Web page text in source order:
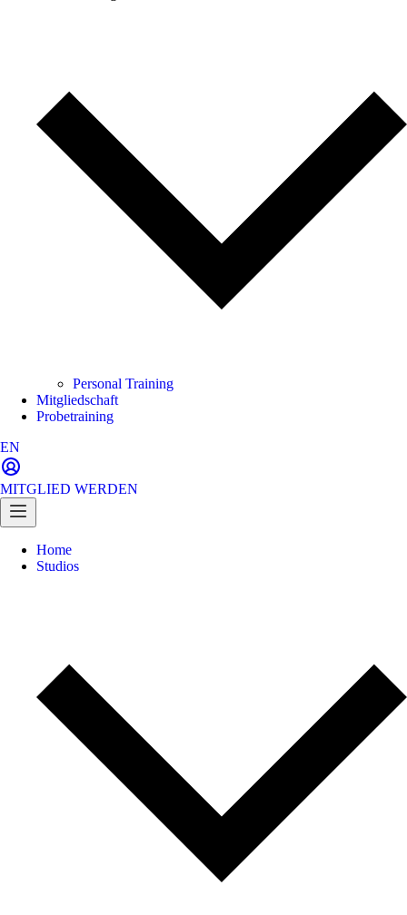
Personal Training
Mitgliedschaft
Probetraining
EN
MITGLIED WERDEN
Home
Studios